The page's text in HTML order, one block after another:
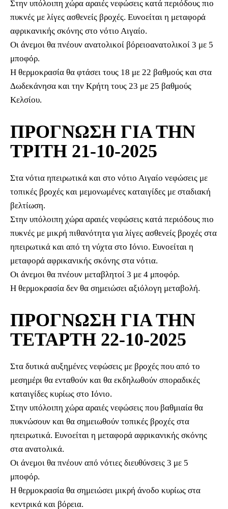
Στην υπόλοιπη χώρα αραιές νεφώσεις κατά περιόδους πιο
πυκνές με λίγες ασθενείς βροχές. Ευνοείται η μεταφορά
αφρικανικής σκόνης στο νότιο Αιγαίο.
Οι άνεμοι θα πνέουν ανατολικοί βόρειοανατολικοί 3 με 5
μποφόρ.
Η θερμοκρασία θα φτάσει τους 18 με 22 βαθμούς και στα
Δωδεκάνησα και την Κρήτη τους 23 με 25 βαθμούς
Κελσίου.
ΠΡΟΓΝΩΣΗ ΓΙΑ ΤΗΝ
ΤΡΙΤΗ 21-10-2025
Στα νότια ηπειρωτικά και στο νότιο Αιγαίο νεφώσεις με
τοπικές βροχές και μεμονωμένες καταιγίδες με σταδιακή
βελτίωση.
Στην υπόλοιπη χώρα αραιές νεφώσεις κατά περιόδους πιο
πυκνές με μικρή πιθανότητα για λίγες ασθενείς βροχές στα
ηπειρωτικά και από τη νύχτα στο Ιόνιο. Ευνοείται η
μεταφορά αφρικανικής σκόνης στα νότια.
Οι άνεμοι θα πνέουν μεταβλητοί 3 με 4 μποφόρ.
Η θερμοκρασία δεν θα σημειώσει αξιόλογη μεταβολή.
ΠΡΟΓΝΩΣΗ ΓΙΑ ΤΗΝ
ΤΕΤΑΡΤΗ 22-10-2025
Στα δυτικά αυξημένες νεφώσεις με βροχές που από το
μεσημέρι θα ενταθούν και θα εκδηλωθούν σποραδικές
καταιγίδες κυρίως στο Ιόνιο.
Στην υπόλοιπη χώρα αραιές νεφώσεις που βαθμιαία θα
πυκνώσουν και θα σημειωθούν τοπικές βροχές στα
ηπειρωτικά. Ευνοείται η μεταφορά αφρικανικής σκόνης
στα ανατολικά.
Οι άνεμοι θα πνέουν από νότιες διευθύνσεις 3 με 5
μποφόρ.
Η θερμοκρασία θα σημειώσει μικρή άνοδο κυρίως στα
κεντρικά και βόρεια.